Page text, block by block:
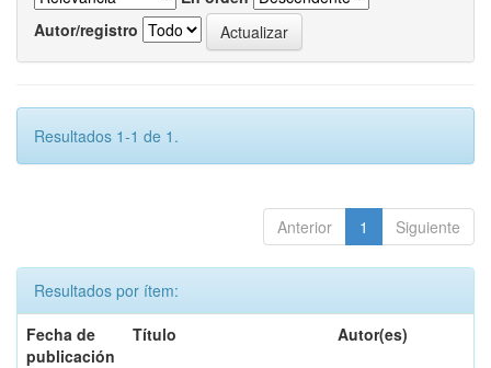
Autor/registro
Resultados 1-1 de 1.
Anterior 1 Siguiente
Resultados por ítem:
Fecha de
publicación
Título Autor(es)